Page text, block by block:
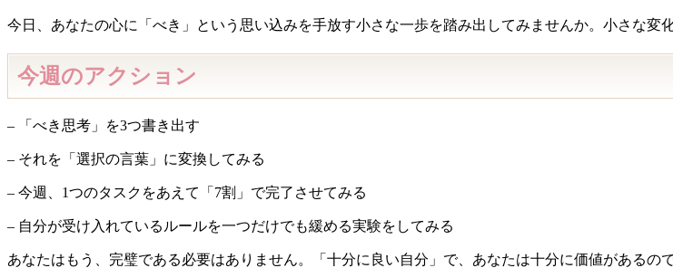
今日、あなたの心に「べき」という思い込みを手放す小さな一歩を踏み出してみませんか。小さな変
今週のアクション
– 「べき思考」を3つ書き出す
– それを「選択の言葉」に変換してみる
– 今週、1つのタスクをあえて「7割」で完了させてみる
– 自分が受け入れているルールを一つだけでも緩める実験をしてみる
あなたはもう、完璧である必要はありません。「十分に良い自分」で、あなたは十分に価値があるので